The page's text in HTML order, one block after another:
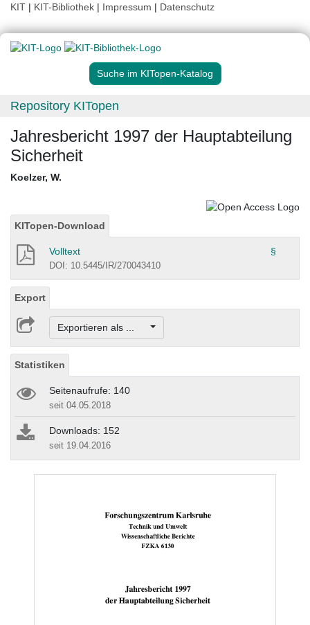
KIT | KIT-Bibliothek | Impressum | Datenschutz
Suche im KITopen-Katalog
Repository KITopen
Jahresbericht 1997 der Hauptabteilung
Sicherheit
Koelzer, W.
KITopen-Download
Volltext §
DOI: 10.5445/IR/270043410
Export
Exportieren als ...
Statistiken
Seitenaufrufe: 140
seit 04.05.2018
Downloads: 152
seit 19.04.2016